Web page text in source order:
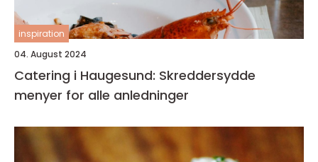
inspiration
04. August 2024
Catering i Haugesund: Skreddersydde
menyer for alle anledninger